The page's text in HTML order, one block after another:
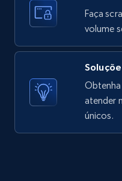
X (formerly Twitter)
posts by array of
ID, User posted,
posted, Photos,
10.4K+
Faça
volume
atender
únicos.